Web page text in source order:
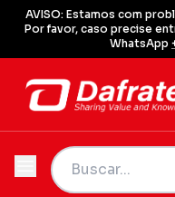
AVISO: Estamos com
Por favor, caso precise
WhatsApp